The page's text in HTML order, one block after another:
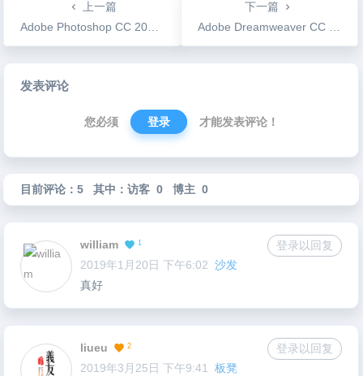
上一篇
Adobe Photoshop CC 2019 图像处理软件 Win中文破解版
下一篇
Adobe Dreamweaver CC 2019 网站和网页设计 Win中文破解版
发表评论
您必须 登录 才能发表评论！
目前评论：5 其中：访客 0 博主 0
william 1
登录以回复
2019年1月20日 下午6:02 沙发
真好
liueu 2
登录以回复
2019年3月25日 下午9:41 板凳